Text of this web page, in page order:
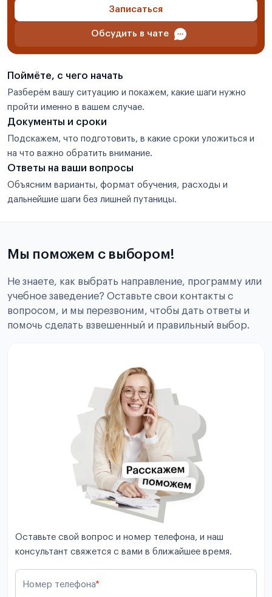
Записаться
Обсудить в чате
Поймёте, с чего начать
Разберём вашу ситуацию и покажем, какие шаги нужно
пройти именно в вашем случае.
Документы и сроки
Подскажем, что подготовить, в какие сроки уложиться и
на что важно обратить внимание.
Ответы на ваши вопросы
Объясним варианты, формат обучения, расходы и
дальнейшие шаги без лишней путаницы.
Мы поможем с выбором!
Не знаете, как выбрать направление, программу или
учебное заведение? Оставьте свои контакты с
вопросом, и мы перезвоним, чтобы дать ответы и
помочь сделать взвешенный и правильный выбор.
Оставьте свой вопрос и номер телефона, и наш
консультант свяжется с вами в ближайшее время.
Номер телефона*